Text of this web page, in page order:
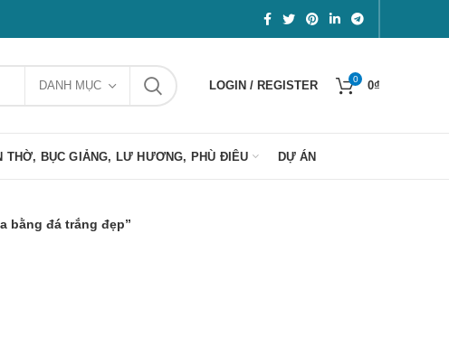
DANH MỤC LOGIN / REGISTER 0 0₫
THỜ, BỤC GIẢNG, LƯ HƯƠNG, PHÙ ĐIÊU DỰ ÁN
bằng đá trắng đẹp”